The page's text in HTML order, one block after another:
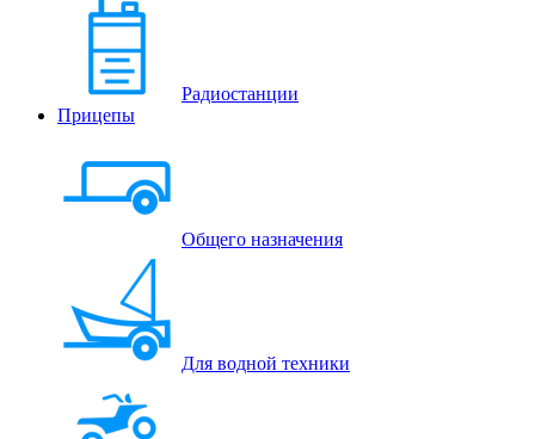
Радиостанции
Прицепы
Общего назначения
Для водной техники